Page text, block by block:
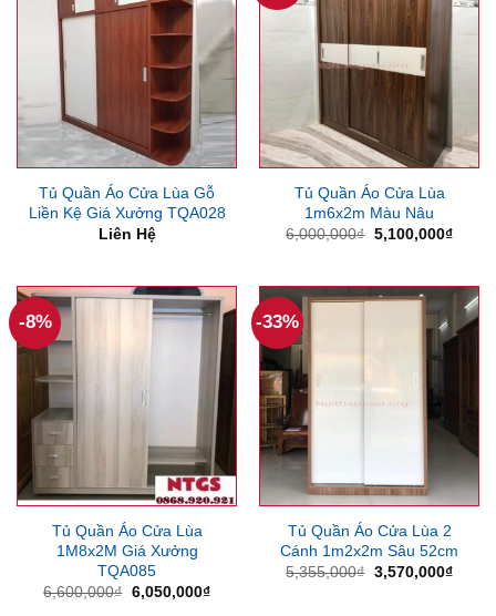
Tủ Quần Áo Cửa Lùa Gỗ
Liền Kệ Giá Xưởng TQA028
Liên Hệ
Tủ Quần Áo Cửa Lùa
1m6x2m Màu Nâu
6,000,000₫ Giá
5,100,000₫Giá
-8%
Tủ Quần Áo Cửa Lùa
1M8x2M Giá Xưởng
TQA085
6,600,000₫ Giá
6,050,000₫Giá
-33%
Tủ Quần Áo Cửa Lùa 2
Cánh 1m2x2m Sâu 52cm
5,355,000₫ Giá
3,570,000₫Giá